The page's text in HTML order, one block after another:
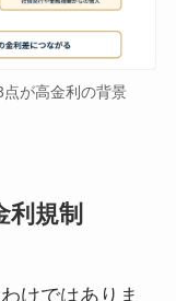
が高金利の背景
利規制
けではありま